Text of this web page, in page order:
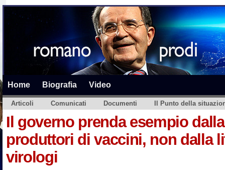
Home Biografia Video
Articoli Comunicati Documenti Il Punto della
Il governo prenda esempio
produttori di vaccini, non dalla
virologi